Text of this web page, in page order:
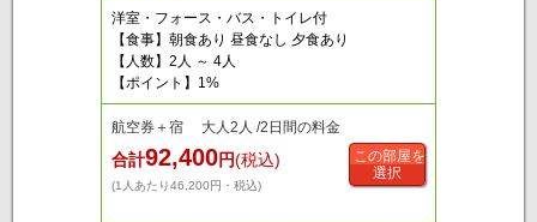
洋室・フォース・バス・トイレ付
【食事】朝食あり 昼食なし 夕食あり
【人数】2人 ～ 4人
【ポイント】1%
航空券＋宿 大人2人 /2日間の料金
合計92,400円(税込)
(1人あたり46,200円・税込)
この部屋を
選択